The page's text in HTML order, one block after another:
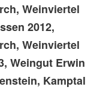
Weinviertel
2012,
Weinviertel
Weingut Erwin
Kamptal